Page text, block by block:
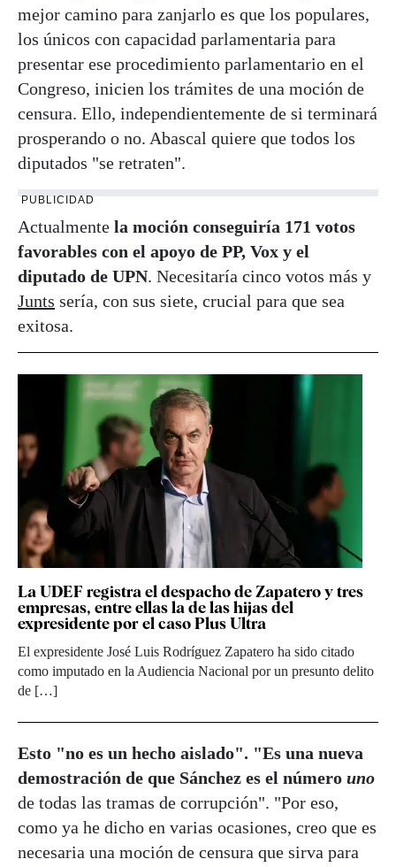
mejor camino para zanjarlo es que los populares,
los únicos con capacidad parlamentaria para
presentar ese procedimiento parlamentario en el
Congreso, inicien los trámites de una moción de
censura. Ello, independientemente de si terminará
prosperando o no. Abascal quiere que todos los
diputados "se retraten".
PUBLICIDAD
Actualmente la moción conseguiría 171 votos
favorables con el apoyo de PP, Vox y el
diputado de UPN. Necesitaría cinco votos más y
Junts sería, con sus siete, crucial para que sea
exitosa.
La UDEF registra el despacho de Zapatero y tres
empresas, entre ellas la de las hijas del
expresidente por el caso Plus Ultra
El expresidente José Luis Rodríguez Zapatero ha sido citado
como imputado en la Audiencia Nacional por un presunto delito
de […]
Esto "no es un hecho aislado". "Es una nueva
demostración de que Sánchez es el número uno
de todas las tramas de corrupción". "Por eso,
como ya he dicho en varias ocasiones, creo que es
necesaria una moción de censura que sirva para